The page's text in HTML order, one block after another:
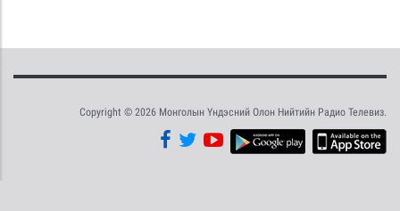
Copyright © 2026 Монголын Үндэсний Олон Нийтийн Радио Телевиз.